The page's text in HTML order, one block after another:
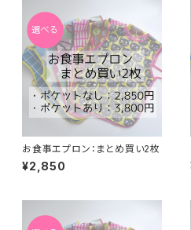
お食事エプロン：まとめ買い2枚
¥2,850